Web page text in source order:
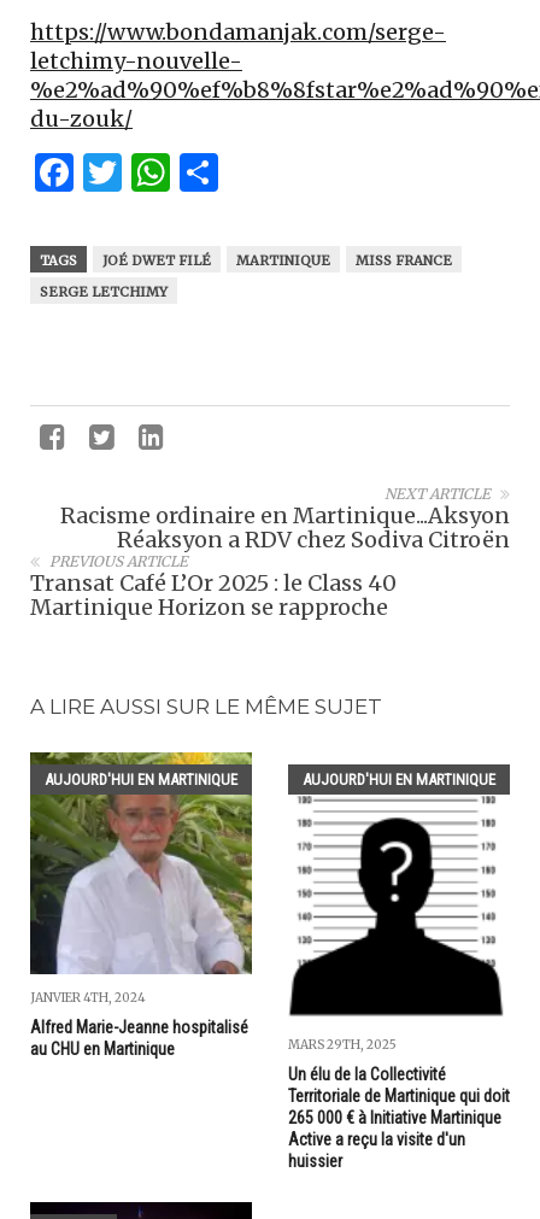
https://www.bondamanjak.com/serge-
letchimy-nouvelle-
du-zouk/
Facebook
Twitter
WhatsApp
TAGS JOÉ DWET FILÉ MARTINIQUE
MISS FRANCE
SERGE LETCHIMY
NEXT ARTICLE
Racisme ordinaire en Martinique...Aksyon
Réaksyon a RDV chez Sodiva Citroën
PREVIOUS ARTICLE
Transat Café L’Or 2025 : le Class 40
Martinique Horizon se rapproche
A LIRE AUSSI SUR LE MÊME SUJET
AUJOURD'HUI EN MARTINIQUE
JANVIER 4TH, 2024
Alfred Marie-Jeanne hospitalisé
au CHU en Martinique
AUJOURD'HUI EN MARTINIQUE
MARS 29TH, 2025
Un élu de la Collectivité
Territoriale de Martinique qui doit
265 000 € à Initiative Martinique
Active a reçu la visite d'un
huissier